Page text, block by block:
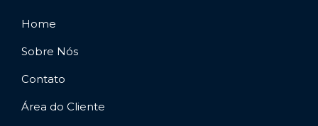
Home
Sobre Nós
Contato
Área do Cliente